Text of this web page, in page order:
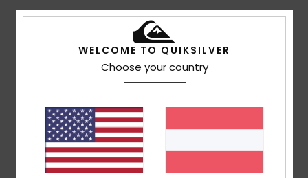
4/5
Gute Materialien.
Original anzeigen - Castellano
Komfort: 4/5 Preis-Leistungs-Verhältnis
Material: 4/5 Farbe: 3/5
Ich empfehle dieses Produkt
WELCOME TO QUIKSILVER
Choose your country